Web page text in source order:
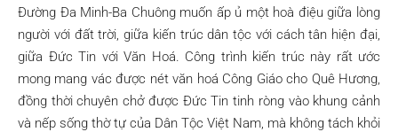
Đường Đa Minh-Ba Chuông muốn ấp ủ một hoà điệu giữa lòng
người với đất trời, giữa kiến trúc dân tộc với cách tân hiện đại,
giữa Đức Tin với Văn Hoá. Công trình kiến trúc này rất ước
mong mang vác được nét văn hoá Công Giáo cho Quê Hương,
đồng thời chuyên chở được Đức Tin tinh ròng vào khung cảnh
và nếp sống thờ tự của Dân Tộc Việt Nam, mà không tách khỏi